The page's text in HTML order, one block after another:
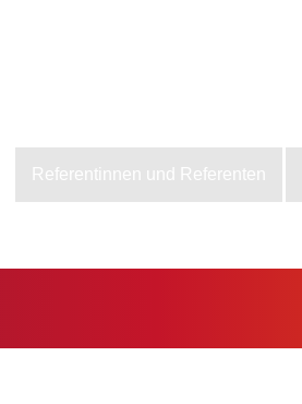
Referentinnen und Referenten